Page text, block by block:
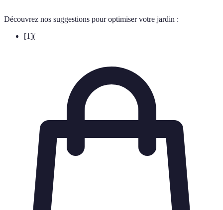
Découvrez nos suggestions pour optimiser votre jardin :
[1](